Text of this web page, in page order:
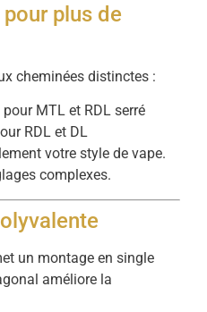
plus de
cheminées distinctes :
MTL et RDL serré
RDL et DL
votre style de vape.
complexes.
un montage en single
améliore la